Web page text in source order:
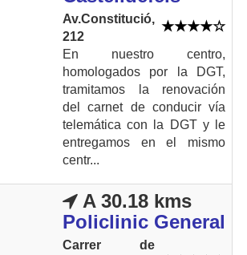
Av.Constitució,
212
En nuestro centro,
homologados por la DGT,
tramitamos la renovación
del carnet de conducir vía
telemática con la DGT y le
entregamos en el mismo
centr...
A 30.18 kms
Policlinic General
Carrer de